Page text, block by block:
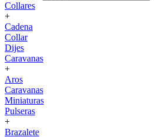
Collares
+
Cadena
Collar
Dijes
Caravanas
+
Aros
Caravanas
Miniaturas
Pulseras
+
Brazalete